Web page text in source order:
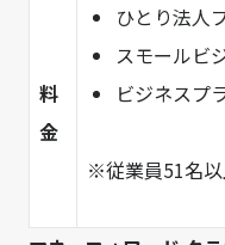
料
金
ひとり法人
スモールビ
ビジネスプ
※従業員51名